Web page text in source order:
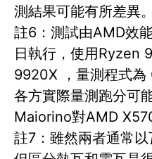
測結果可能有所差異
註6：測試由AMD效
日執行，使用Ryzen
9920X ，量測程式為
各方實際量測跑分可
Maiorino對AMD
註7：雖然兩者通常以